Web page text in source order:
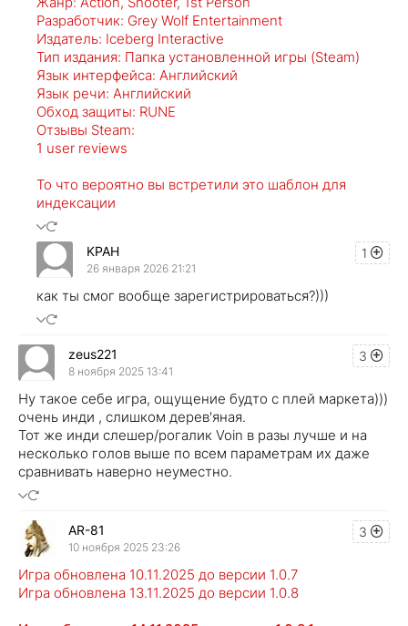
Разработчик: Grey Wolf Entertainment
Издатель: Iceberg Interactive
Тип издания: Папка установленной игры (Steam)
Язык интерфейса: Английский
Язык речи: Английский
Обход защиты: RUNE
Отзывы Steam:
1 user reviews
То что вероятно вы встретили это шаблон для
индексации
1
KPAH
26 января 2026 21:21
как ты смог вообще зарегистрироваться?)))
3
zeus221
8 ноября 2025 13:41
Ну такое себе игра, ощущение будто с плей маркета)))
очень инди , слишком дерев'яная.
Тот же инди слешер/рогалик Voin в разы лучше и на
несколько голов выше по всем параметрам их даже
сравнивать наверно неуместно.
3
AR-81
10 ноября 2025 23:26
Игра обновлена 10.11.2025 до версии 1.0.7
Игра обновлена 13.11.2025 до версии 1.0.8